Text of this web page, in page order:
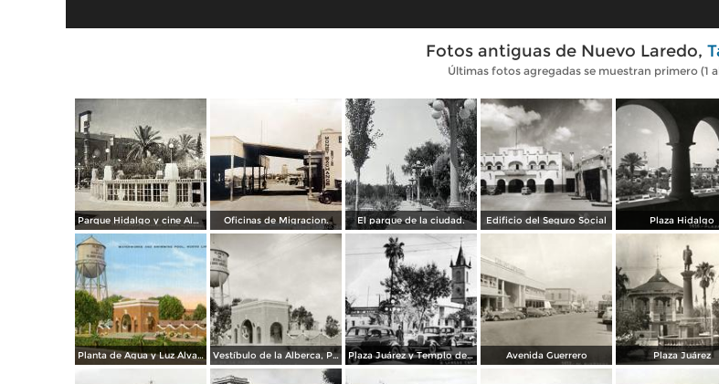
Fotos antiguas de Nuevo Laredo,
Últimas fotos agregadas se muestran primero (1
Parque Hidalgo y cine Alameda. Oficinas de Migracion. El parque de la ciudad. Edificio del Seguro Social Plaza Hidalgo
Planta de Agua y Luz Álvaro Obregón Vestíbulo de la Alberca, Planta de Agua y Luz Álvaro Obregón Plaza Juárez y Templo del Santo Niño Avenida Guerrero Plaza Juárez